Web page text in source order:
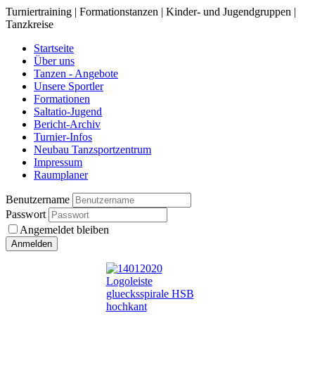
Turniertraining | Formationstanzen | Kinder- und Jugendgruppen |
Tanzkreise
Startseite
Über uns
Tanzen - Angebote
Unsere Sportler
Formationen
Saltatio-Jugend
Bericht-Archiv
Turnier-Infos
Neubau Tanzsportzentrum
Impressum
Raumplaner
Benutzername
Passwort
Angemeldet bleiben